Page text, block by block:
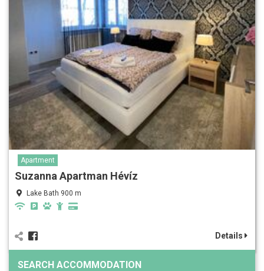
Apartment
Suzanna Apartman Hévíz
Lake Bath 900 m
Details
SEARCH ACCOMMODATION